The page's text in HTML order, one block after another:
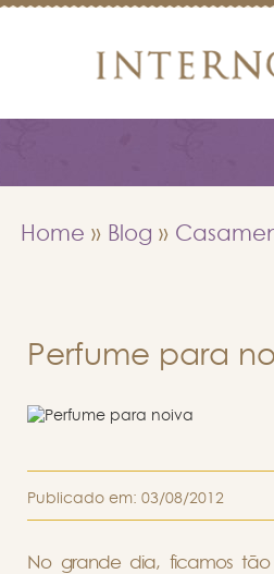
Home » Blog »
Perfume para
Publicado em: 03/08/2012
No grande dia, ficamos tão